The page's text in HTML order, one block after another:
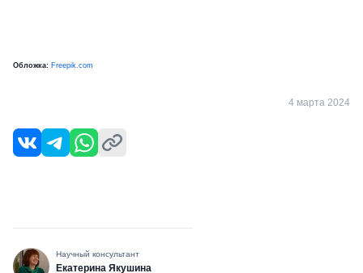
Обложка: Freepik.com
4 марта 2024
Научный консультант
Екатерина Якушина